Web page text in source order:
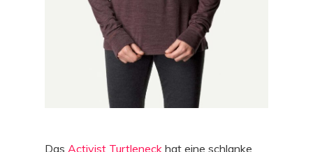
Das Activist Turtleneck hat eine schlanke